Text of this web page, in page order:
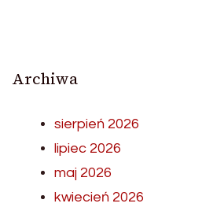
Archiwa
sierpień 2026
lipiec 2026
maj 2026
kwiecień 2026